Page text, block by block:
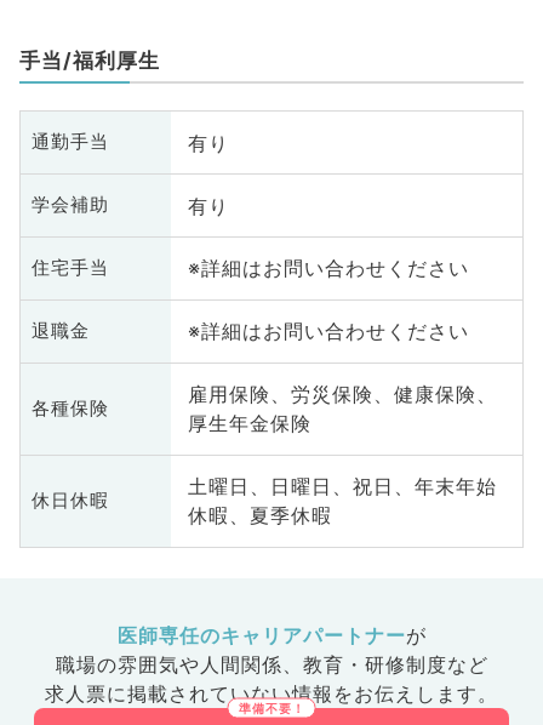
手当/福利厚生
通勤手当 有り
学会補助 有り
住宅手当 ※詳細はお問い合わせください
退職金 ※詳細はお問い合わせください
各種保険
雇用保険、労災保険、健康保険、
厚生年金保険
休日休暇
土曜日、日曜日、祝日、年末年始
休暇、夏季休暇
医師専任のキャリアパートナーが
職場の雰囲気や人間関係、 教育・研修制度など
求人票に掲載されていない情報をお伝えします。